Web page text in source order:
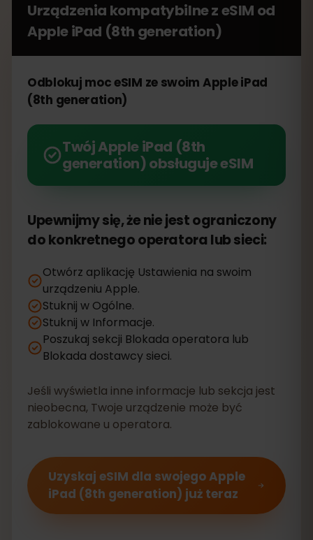
Urządzenia kompatybilne z eSIM od
Apple iPad (8th generation)
Odblokuj moc eSIM ze swoim Apple iPad
(8th generation)
Twój Apple iPad (8th
generation) obsługuje eSIM
Upewnijmy się, że nie jest ograniczony
do konkretnego operatora lub sieci:
Otwórz aplikację Ustawienia na swoim
urządzeniu Apple.
Stuknij w Ogólne.
Stuknij w Informacje.
Poszukaj sekcji Blokada operatora lub
Blokada dostawcy sieci.
Jeśli wyświetla inne informacje lub sekcja jest
nieobecna, Twoje urządzenie może być
zablokowane u operatora.
Uzyskaj eSIM dla swojego Apple
iPad (8th generation) już teraz